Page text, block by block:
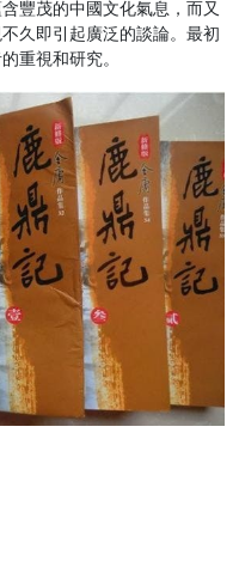
豐茂的中國文化氣息，而又
久即引起廣泛的談論。最初
重視和研究。